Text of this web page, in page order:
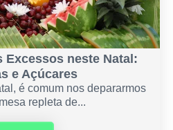
Excessos neste Natal:
e Açúcares
é comum nos depararmos
repleta de...